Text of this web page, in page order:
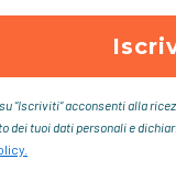
“Iscriviti“ acconsenti alla
dei tuoi dati personali e